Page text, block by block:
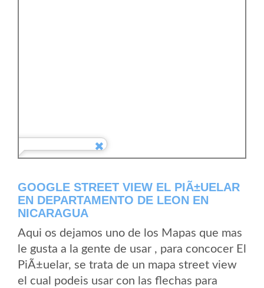
GOOGLE STREET VIEW EL PIÃ±UELAR
EN DEPARTAMENTO DE LEON EN
NICARAGUA
Aqui os dejamos uno de los Mapas que mas
le gusta a la gente de usar , para concocer El
PiÃ±uelar, se trata de un mapa street view
el cual podeis usar con las flechas para